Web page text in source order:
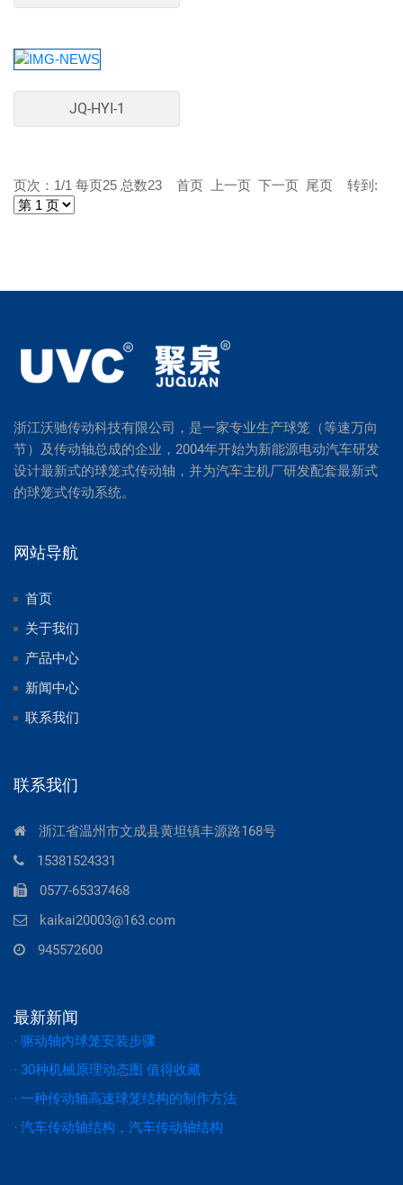
JQ-HYI-1
页次：1/1 每页25 总数23 首页 上一页 下一页 尾页 转到:
浙江沃驰传动科技有限公司，是一家专业生产球笼（等速万向
节）及传动轴总成的企业，2004年开始为新能源电动汽车研发
设计最新式的球笼式传动轴，并为汽车主机厂研发配套最新式
的球笼式传动系统。
网站导航
首页
关于我们
产品中心
新闻中心
联系我们
联系我们
浙江省温州市文成县黄坦镇丰源路168号
15381524331
0577-65337468
kaikai20003@163.com
945572600
最新新闻
· 驱动轴内球笼安装步骤
· 30种机械原理动态图 值得收藏
· 一种传动轴高速球笼结构的制作方法
· 汽车传动轴结构，汽车传动轴结构